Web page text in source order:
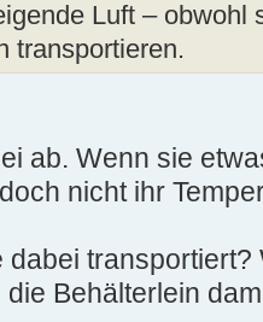
Luft – obwohl
transportieren.
ab. Wenn sie
nicht ihr
Behälterlein